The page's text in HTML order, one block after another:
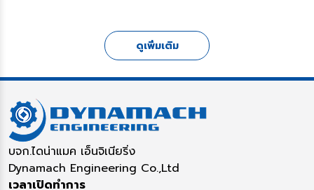
ดูเพิ่มเติม
บจก.ไดน่าแมค เอ็นจิเนียริ่ง
Dynamach Engineering Co.,Ltd
เวลาเปิดทำการ